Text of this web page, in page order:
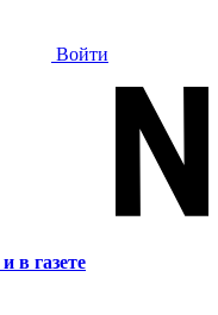
Войти
и в газете